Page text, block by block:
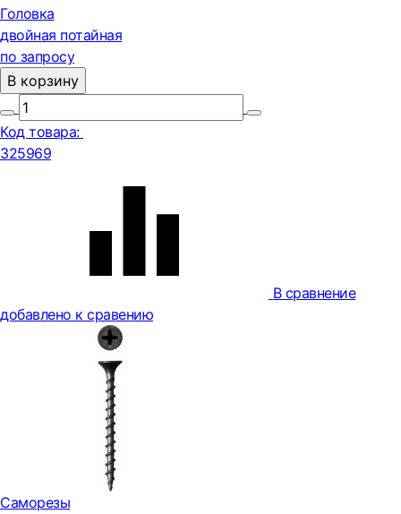
Головка
двойная потайная
по запросу
В корзину
Код товара:
325969
В сравнение
добавлено к сравению
Саморезы